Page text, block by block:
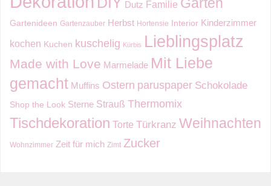
Dutz Familie
Gartenideen Gartenzauber Herbst Hortensie Interior Kinderzimmer
kochen Kuchen kuschelig Kürbis Lieblingsplatz
Made with Love Marmelade Mit Liebe
gemacht Muffins Ostern paruspaper Schokolade
Shop the Look Sterne Strauß Thermomix
Tischdekoration Torte Türkranz Weihnachten
Wohnzimmer Zeit für mich Zimt Zucker